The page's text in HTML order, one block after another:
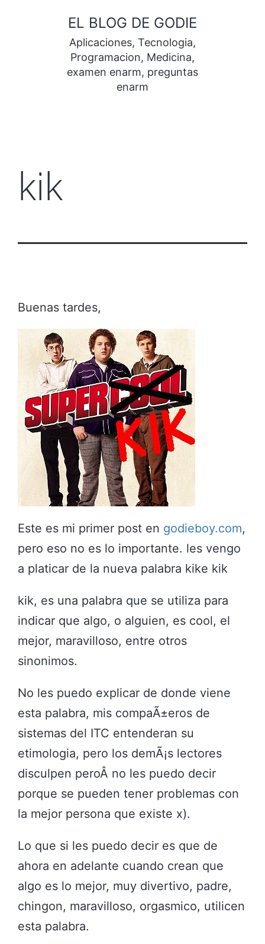
contenido
EL BLOG DE GODIE
Aplicaciones, Tecnologia,
Programacion, Medicina,
examen enarm, preguntas
enarm
kik
Buenas tardes,
Este es mi primer post en godieboy.com,
pero eso no es lo importante. les vengo
a platicar de la nueva palabra kike kik
kik, es una palabra que se utiliza para
indicar que algo, o alguien, es cool, el
mejor, maravilloso, entre otros
sinonimos.
No les puedo explicar de donde viene
esta palabra, mis compaÃ±eros de
sistemas del ITC entenderan su
etimologia, pero los demÃ¡s lectores
disculpen peroÂ no les puedo decir
porque se pueden tener problemas con
la mejor persona que existe x).
Lo que si les puedo decir es que de
ahora en adelante cuando crean que
algo es lo mejor, muy divertivo, padre,
chingon, maravilloso, orgasmico, utilicen
esta palabra.